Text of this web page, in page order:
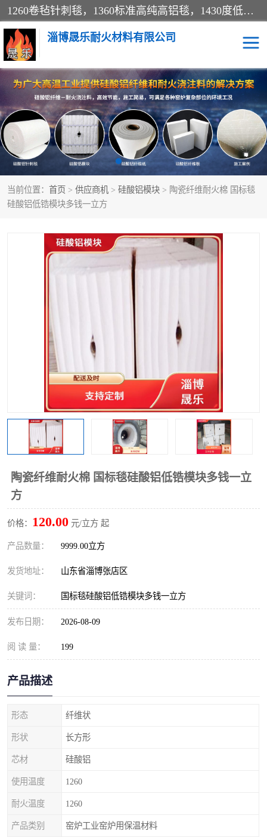
1260卷毡针刺毯，1360标准高纯高铝毯，1430度低锆锆铝含锆毯，普通挡渣棉卷毡，防火纸、挡火板、隔热垫片模块、棉块、折叠块、散棉高温固化剂价格规格密度多少钱图片视频立方平米参数指标
淄博晟乐耐火材料有限公司
当前位置： 首页 > 供应商机 > 硅酸铝模块 > 陶瓷纤维耐火棉 国标毯
硅酸铝低锆模块多钱一立方
陶瓷纤维耐火棉 国标毯硅酸铝低锆模块多钱一立
方
价格： 120.00 元/立方 起
产品数量： 9999.00立方
发货地址： 山东省淄博张店区
关键词： 国标毯硅酸铝低锆模块多钱一立方
发布日期： 2026-08-09
阅 读 量： 199
产品描述
形态 纤维状
形状 长方形
芯材 硅酸铝
使用温度 1260
耐火温度 1260
产品类别 窑炉工业窑炉用保温材料
硅酸铝挡渣棉 硅酸铝纤维纸
硅酸铝挡火板 高铝毯
含锆毯 硅酸铝折叠块
硅酸铝散棉 硅酸铝纤维毯
硅酸铝纤维毡 硅酸铝模块